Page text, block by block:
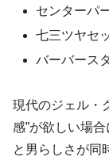
センターパ
七三ツヤセ
バーバース
現代のジェル・
感”が欲しい場
と男らしさが同